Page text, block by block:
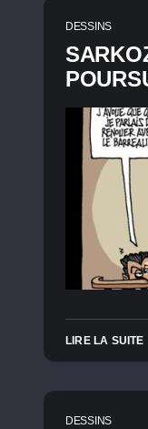
DESSINS
LIRE LA SUITE
DESSINS